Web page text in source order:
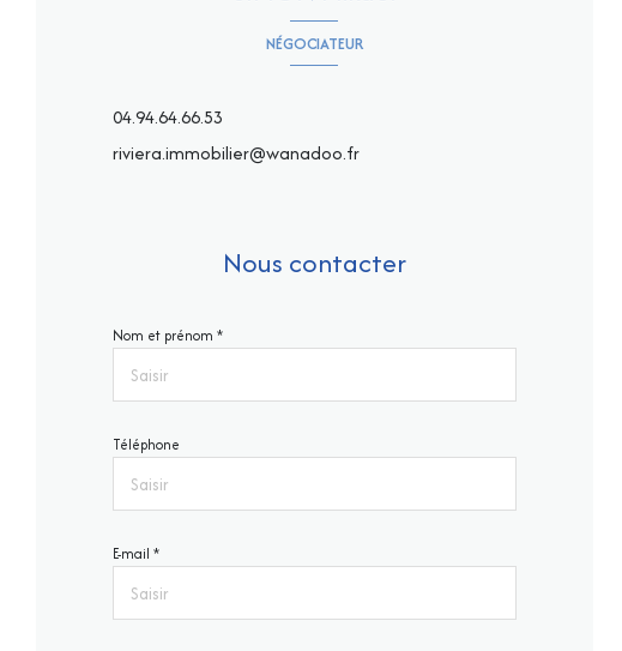
NÉGOCIATEUR
04.94.64.66.53
riviera.immobilier@wanadoo.fr
Nous contacter
Nom et prénom *
Téléphone
E-mail *